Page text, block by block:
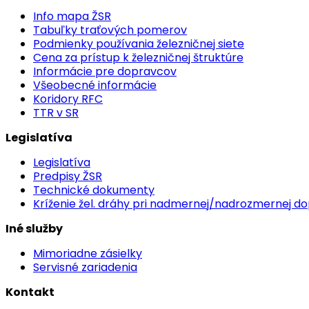
Info mapa ŽSR
Tabuľky traťových pomerov
Podmienky používania železničnej siete
Cena za prístup k železničnej štruktúre
Informácie pre dopravcov
Všeobecné informácie
Koridory RFC
TTR v SR
Legislatíva
Legislatíva
Predpisy ŽSR
Technické dokumenty
Kríženie žel. dráhy pri nadmernej/nadrozmernej
Iné služby
Mimoriadne zásielky
Servisné zariadenia
Kontakt